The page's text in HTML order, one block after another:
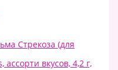
Стрекоза (для
вкусов, 4,2 г,